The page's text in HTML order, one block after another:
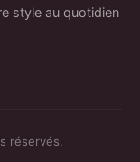
style au quotidien
réservés.